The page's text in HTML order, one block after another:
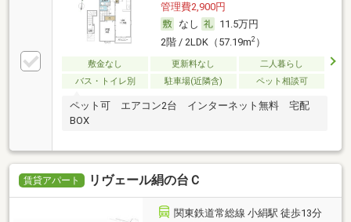
管理費2,900円
なし
11.5万円
2階 / 2LDK（57.19m2）
敷金なし 更新料なし
二人暮らし
バス・トイレ別
駐車場(近隣含) ペット相談可
ペット可 エアコン2台 インターネット無料 宅配
BOX
賃貸アパート リヴェール絹の台Ｃ
関東鉄道常総線 小絹駅 徒歩13分